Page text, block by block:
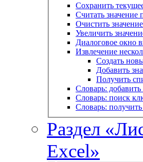
Сохранить
Считать значение
Очистить
Увеличить
Диалоговое окно
Извлечение
Создать
Добавить
Получить
Словарь:
Словарь: поиск
Словарь:
Раздел
Excel»